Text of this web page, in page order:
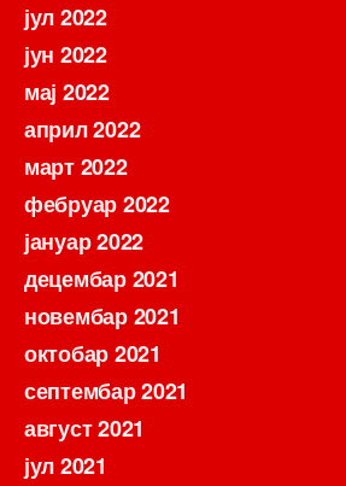
јул 2022
јун 2022
мај 2022
април 2022
март 2022
фебруар 2022
јануар 2022
децембар 2021
новембар 2021
октобар 2021
септембар 2021
август 2021
јул 2021